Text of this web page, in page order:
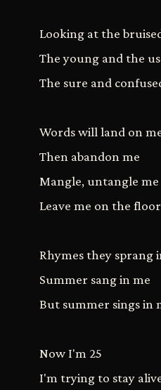
Looking at the
The young and the
The sure and
Words will land on
Then abandon me
Mangle, untangle me
Leave me on the floor
Rhymes they sprang
Summer sang in me
But summer sings in
Now I'm 25
I'm trying to stay